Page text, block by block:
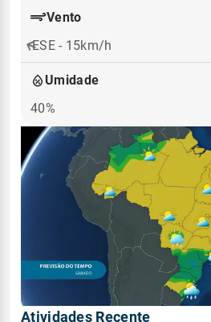
Vento
ESE - 15km/h
Umidade
40%
Atividades Recente